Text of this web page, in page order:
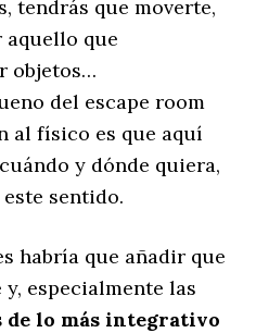
tendrás que moverte,
aquello que
objetos…
del escape room
al físico es que aquí
y dónde quiera,
sentido.
habría que añadir que
especialmente las
de lo más integrativo